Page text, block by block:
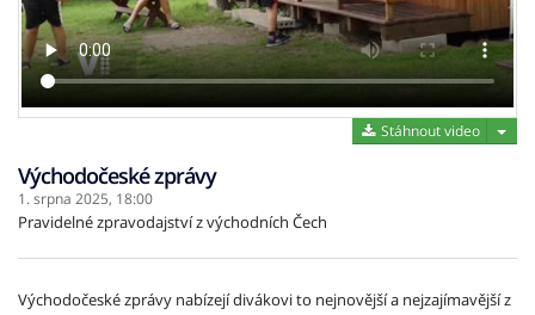
Stáhnout video
Východočeské zprávy
1. srpna 2025, 18:00
Pravidelné zpravodajství z východních Čech
Východočeské zprávy nabízejí divákovi to nejnovější a nejzajímavější z